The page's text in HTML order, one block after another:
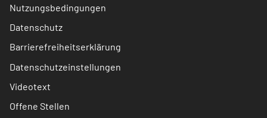
Nutzungsbedingungen
Datenschutz
Barrierefreiheitserklärung
Datenschutzeinstellungen
Videotext
Offene Stellen